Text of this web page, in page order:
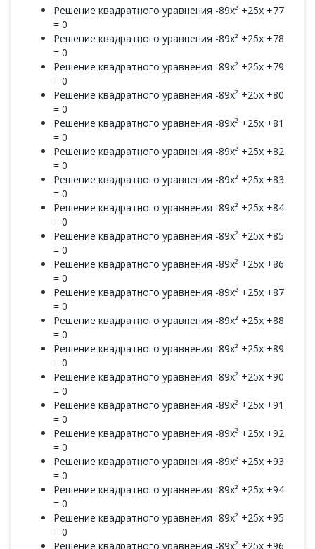
Решение квадратного уравнения -89x² +25x +77
= 0
Решение квадратного уравнения -89x² +25x +78
= 0
Решение квадратного уравнения -89x² +25x +79
= 0
Решение квадратного уравнения -89x² +25x +80
= 0
Решение квадратного уравнения -89x² +25x +81
= 0
Решение квадратного уравнения -89x² +25x +82
= 0
Решение квадратного уравнения -89x² +25x +83
= 0
Решение квадратного уравнения -89x² +25x +84
= 0
Решение квадратного уравнения -89x² +25x +85
= 0
Решение квадратного уравнения -89x² +25x +86
= 0
Решение квадратного уравнения -89x² +25x +87
= 0
Решение квадратного уравнения -89x² +25x +88
= 0
Решение квадратного уравнения -89x² +25x +89
= 0
Решение квадратного уравнения -89x² +25x +90
= 0
Решение квадратного уравнения -89x² +25x +91
= 0
Решение квадратного уравнения -89x² +25x +92
= 0
Решение квадратного уравнения -89x² +25x +93
= 0
Решение квадратного уравнения -89x² +25x +94
= 0
Решение квадратного уравнения -89x² +25x +95
= 0
Решение квадратного уравнения -89x² +25x +96